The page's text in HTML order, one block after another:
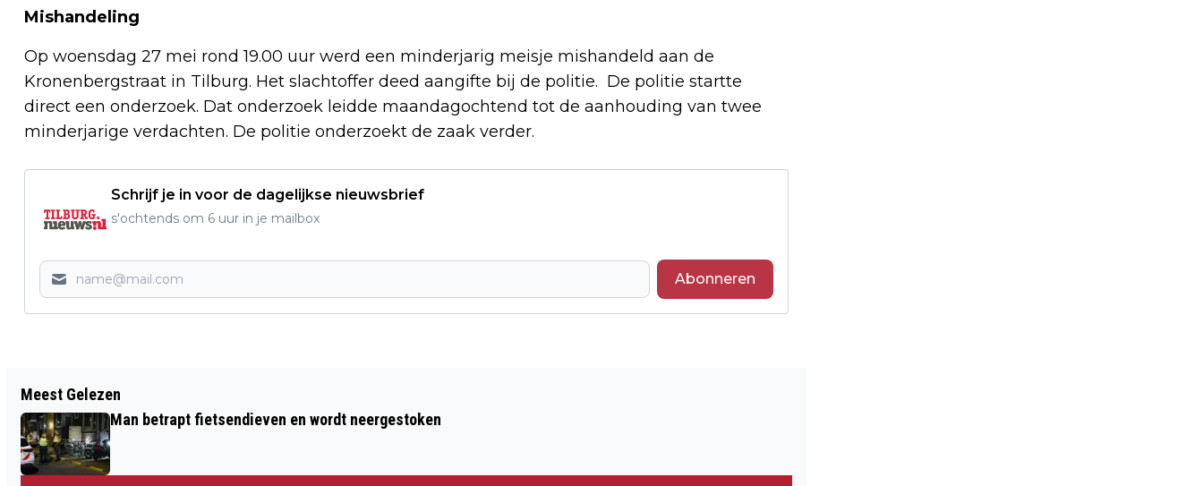
Mishandeling
Op woensdag 27 mei rond 19.00 uur werd een minderjarig meisje mishandeld aan de
Kronenbergstraat in Tilburg. Het slachtoffer deed aangifte bij de politie. De politie startte
direct een onderzoek. Dat onderzoek leidde maandagochtend tot de aanhouding van twee
minderjarige verdachten. De politie onderzoekt de zaak verder.
Schrijf je in voor de dagelijkse nieuwsbrief
s'ochtends om 6 uur in je mailbox
Abonneren
KAMPVUUR MOGELIJK OORZAAK VAN
BRAND LANGS MEIJERIJPAD
JAARWISSELING IN TILBURG: POLITIE
Meest Gelezen
Man betrapt fietsendieven en wordt neergestoken